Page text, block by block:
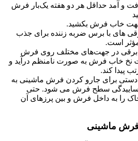
و آمد حداقل هر دو هفته یک‌بار فرش
جهت خاب فرش بکشید.
های با برس ضربه زننده برای جذب
است.
برقی در جهت‌های مختلف روی فرش
خاب فرش به صورت نامنظم درآید و
پیدا کند.
دستی برای جارو کردن فرش ماشینی به
ساییدگی سطح فرش می شود. حتی
را به داخل فرش و بین پرزهای آن
فرش ماشینی